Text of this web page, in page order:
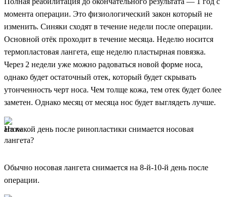
момента операции. Это физиологический закон который не
изменить. Синяки сходят в течение недели после операции.
Основной отёк проходит в течение месяца. Неделю носится
термопластовая лангета, еще неделю пластырная повязка.
Через 2 недели уже можно радоваться новой форме носа,
однако будет остаточный отек, который будет скрывать
утонченность черт носа. Чем толще кожа, тем отек будет более
заметен. Однако месяц от месяца нос будет выглядеть лучше.
На какой день после ринопластики снимается носовая
лангета?
Обычно носовая лангета снимается на 8-й-10-й день после
операции.